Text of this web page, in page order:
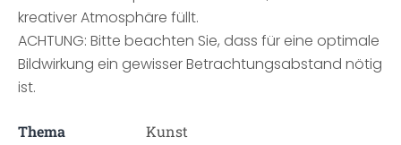
kreativer Atmosphäre füllt.
ACHTUNG: Bitte beachten Sie, dass für eine optimale
Bildwirkung ein gewisser Betrachtungsabstand nötig
ist.
Thema Kunst